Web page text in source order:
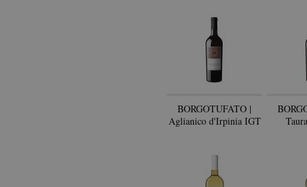
BORGOTUFATO |
Aglianico d'Irpinia IGT